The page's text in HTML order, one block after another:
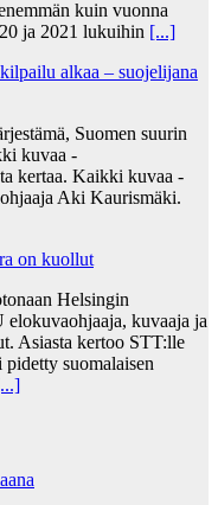
kuin vuonna
ja 2021 lukuihin [...]
alkaa – suojelijana
Suomen suurin
kuvaa -
kertaa. Kaikki kuvaa -
Aki Kaurismäki.
on kuollut
Helsingin
kuvaaja ja
Asiasta kertoo STT:lle
suomalaisen